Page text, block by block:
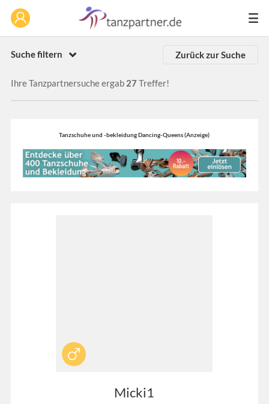
Suche filtern Zurück zur Suche
Ihre Tanzpartnersuche ergab 27Treffer!
Tanzschuhe und -bekleidung Dancing-Queens (Anzeige)
Micki1